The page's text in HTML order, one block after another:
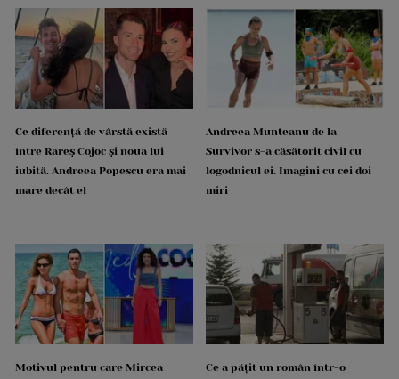
Ce diferență de vârstă există
între Rareș Cojoc și noua lui
iubită. Andreea Popescu era mai
mare decât el
Andreea Munteanu de la
Survivor s-a căsătorit civil cu
logodnicul ei. Imagini cu cei doi
miri
Motivul pentru care Mircea
Ce a pățit un român într-o